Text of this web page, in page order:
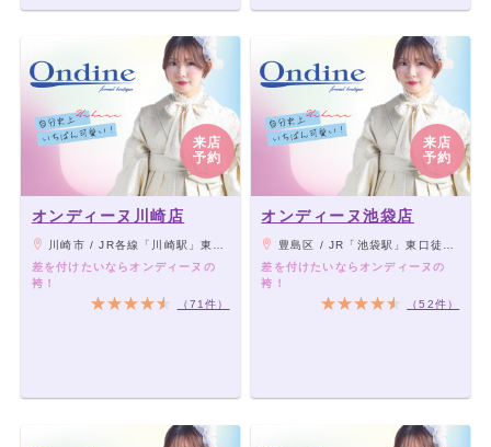
オンディーヌ甲府店
オンディーヌ富山店
オンディーヌ名古屋栄本店
オンディーヌ広島店
オンディーヌ富士店
オンディーヌ鹿児島店
オンディーヌ浜松店
オンディーヌ高槻店
オンディーヌ京都烏丸店
オンディーヌ 秋田店
オンディーヌ川崎店
オンディーヌ池袋店
オンディーヌ 金沢店
オンディーヌ 郡山店
来店
予約
オンディーヌ川崎店
川崎市 / JR各線「川崎駅」東口より徒歩2分、京浜急行「京急川崎駅」より徒歩5分
差を付けたいならオンディーヌの
袴！
（71件）
来店
予約
オンディーヌ池袋店
豊島区 / JR「池袋駅」東口徒歩4分
差を付けたいならオンディーヌの
袴！
（52件）